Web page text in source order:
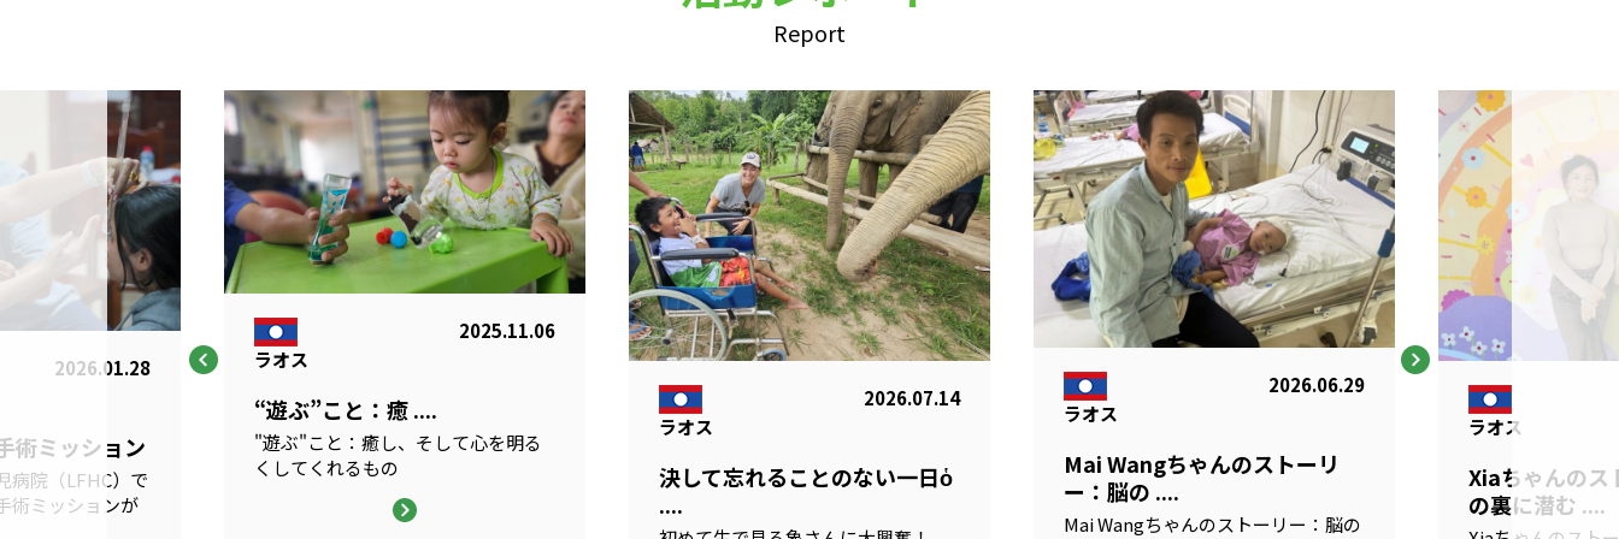
Report
2026.01.28
術ミッション
病院（LFHC）で
術ミッションが
ラオス
2025.11.06
“遊ぶ”こと：癒 ....
"遊ぶ"こと：癒し、そして心を明る
くしてくれるもの
ラオス
2026.07.14
決して忘れることのない一日ὁ
....
ラオス
2026.06.29
Mai Wangちゃんのストーリ
ー：脳の ....
Mai Wangちゃんのストーリー：脳の
ラオス
Xiaちゃんのス
の裏に潜む ....